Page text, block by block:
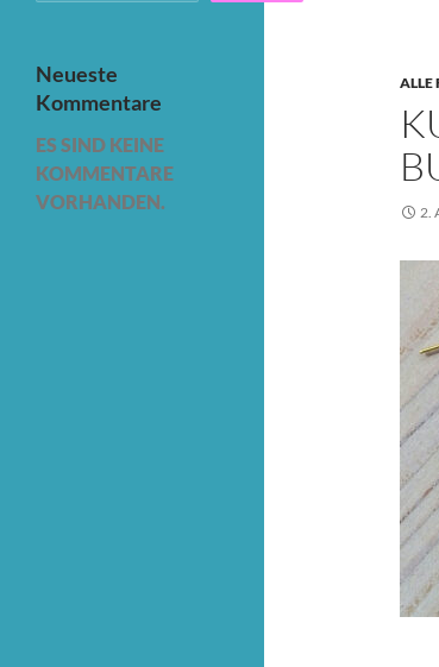
ALLE
2.
Neueste
Kommentare
ES SIND KEINE
KOMMENTARE
VORHANDEN.